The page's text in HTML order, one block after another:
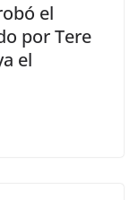
el
por Tere
el